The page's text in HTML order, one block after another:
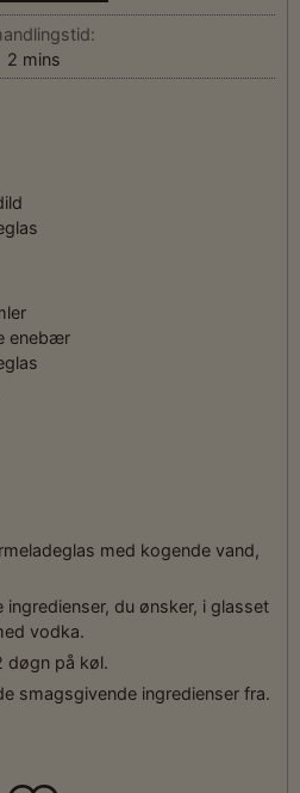
2 mins
enebær
med kogende vand,
ingredienser, du ønsker, i glasset
vodka.
døgn på køl.
smagsgivende ingredienser fra.